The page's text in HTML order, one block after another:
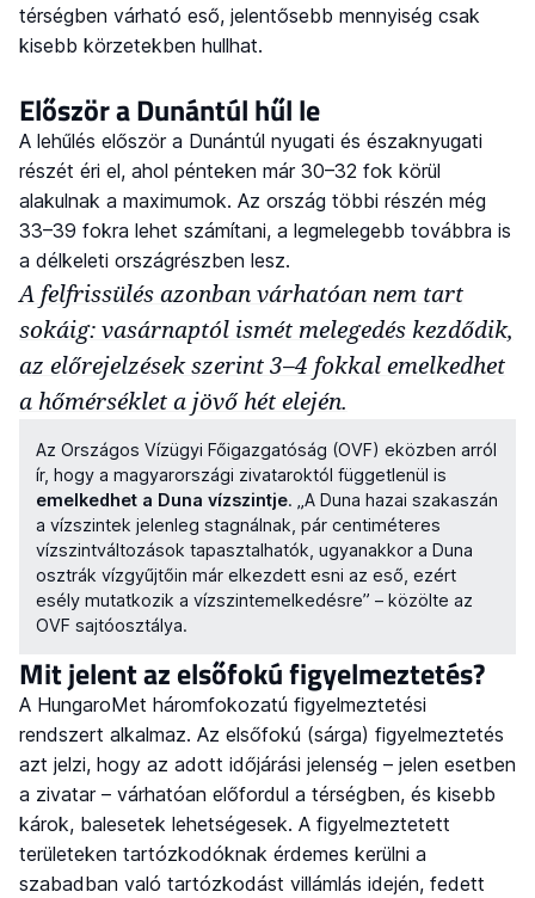
térségben várható eső, jelentősebb mennyiség csak
kisebb körzetekben hullhat.
Először a Dunántúl hűl le
A lehűlés először a Dunántúl nyugati és északnyugati
részét éri el, ahol pénteken már 30–32 fok körül
alakulnak a maximumok. Az ország többi részén még
33–39 fokra lehet számítani, a legmelegebb továbbra is
a délkeleti országrészben lesz.
A felfrissülés azonban várhatóan nem tart
sokáig: vasárnaptól ismét melegedés kezdődik,
az előrejelzések szerint 3–4 fokkal emelkedhet
a hőmérséklet a jövő hét elején.
Az Országos Vízügyi Főigazgatóság (OVF) eközben arról
ír, hogy a magyarországi zivataroktól függetlenül is
emelkedhet a Duna vízszintje. „A Duna hazai szakaszán
a vízszintek jelenleg stagnálnak, pár centiméteres
vízszintváltozások tapasztalhatók, ugyanakkor a Duna
osztrák vízgyűjtőin már elkezdett esni az eső, ezért
esély mutatkozik a vízszintemelkedésre” – közölte az
OVF sajtóosztálya.
Mit jelent az elsőfokú figyelmeztetés?
A HungaroMet háromfokozatú figyelmeztetési
rendszert alkalmaz. Az elsőfokú (sárga) figyelmeztetés
azt jelzi, hogy az adott időjárási jelenség – jelen esetben
a zivatar – várhatóan előfordul a térségben, és kisebb
károk, balesetek lehetségesek. A figyelmeztetett
területeken tartózkodóknak érdemes kerülni a
szabadban való tartózkodást villámlás idején, fedett